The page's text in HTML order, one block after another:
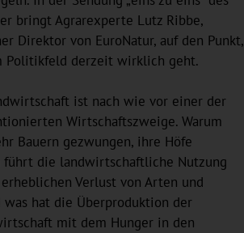
bringt Agrarexperte Lutz Ribbe,
Direktor von EuroNatur, auf den Punkt,
Politikfeld derzeit wirklich geht.
ist nach wie vor einer der
Wirtschaftszweige. Warum
Bauern gezwungen, ihre Höfe
führt die landwirtschaftliche Nutzung
Verlust von Arten und
was hat die Überproduktion der
mit dem Hunger in den